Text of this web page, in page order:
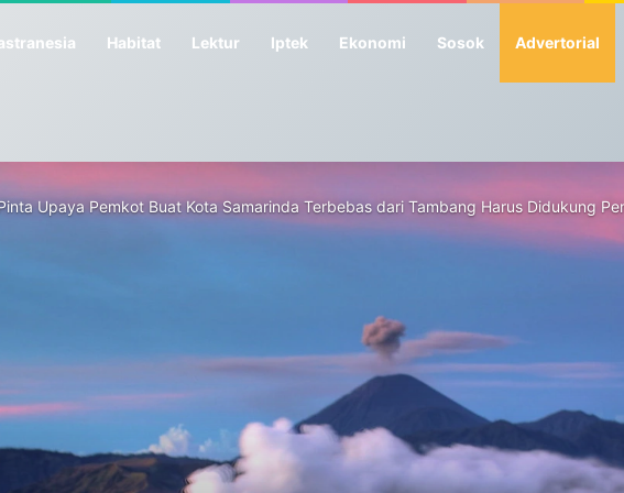
Habitat Lektur Iptek Ekonomi Sosok Advertorial
Upaya Pemkot Buat Kota Samarinda Terbebas dari Tambang Harus Didukung